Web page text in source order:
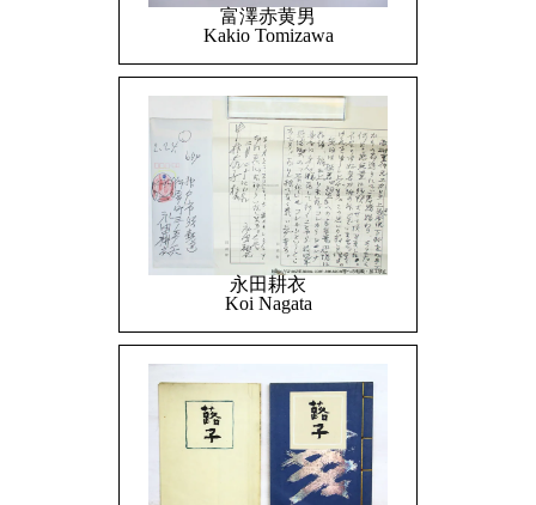
富澤赤黄男
Kakio Tomizawa
永田耕衣
Koi Nagata